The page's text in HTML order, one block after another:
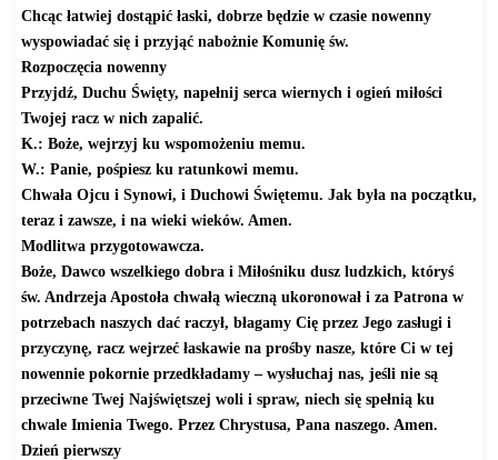
Chcąc łatwiej dostąpić łaski, dobrze będzie w czasie nowenny
wyspowiadać się i przyjąć nabożnie Komunię św.
Rozpoczęcia nowenny
Przyjdź, Duchu Święty, napełnij serca wiernych i ogień miłości
Twojej racz w nich zapalić.
K.: Boże, wejrzyj ku wspomożeniu memu.
W.: Panie, pośpiesz ku ratunkowi memu.
Chwała Ojcu i Synowi, i Duchowi Świętemu. Jak była na początku,
teraz i zawsze, i na wieki wieków. Amen.
Modlitwa przygotowawcza.
Boże, Dawco wszelkiego dobra i Miłośniku dusz ludzkich, któryś
św. Andrzeja Apostoła chwałą wieczną ukoronował i za Patrona w
potrzebach naszych dać raczył, błagamy Cię przez Jego zasługi i
przyczynę, racz wejrzeć łaskawie na prośby nasze, które Ci w tej
nowennie pokornie przedkładamy – wysłuchaj nas, jeśli nie są
przeciwne Twej Najświętszej woli i spraw, niech się spełnią ku
chwale Imienia Twego. Przez Chrystusa, Pana naszego. Amen.
Dzień pierwszy